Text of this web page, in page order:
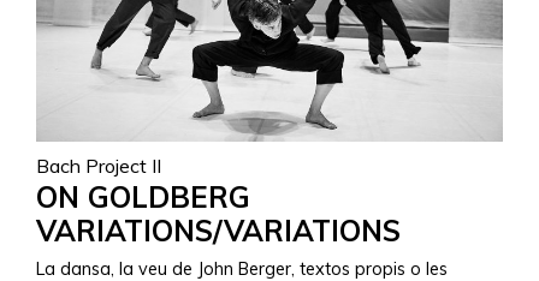
Bach Project II
ON GOLDBERG
VARIATIONS/VARIATIONS
La dansa, la veu de John Berger, textos propis o les